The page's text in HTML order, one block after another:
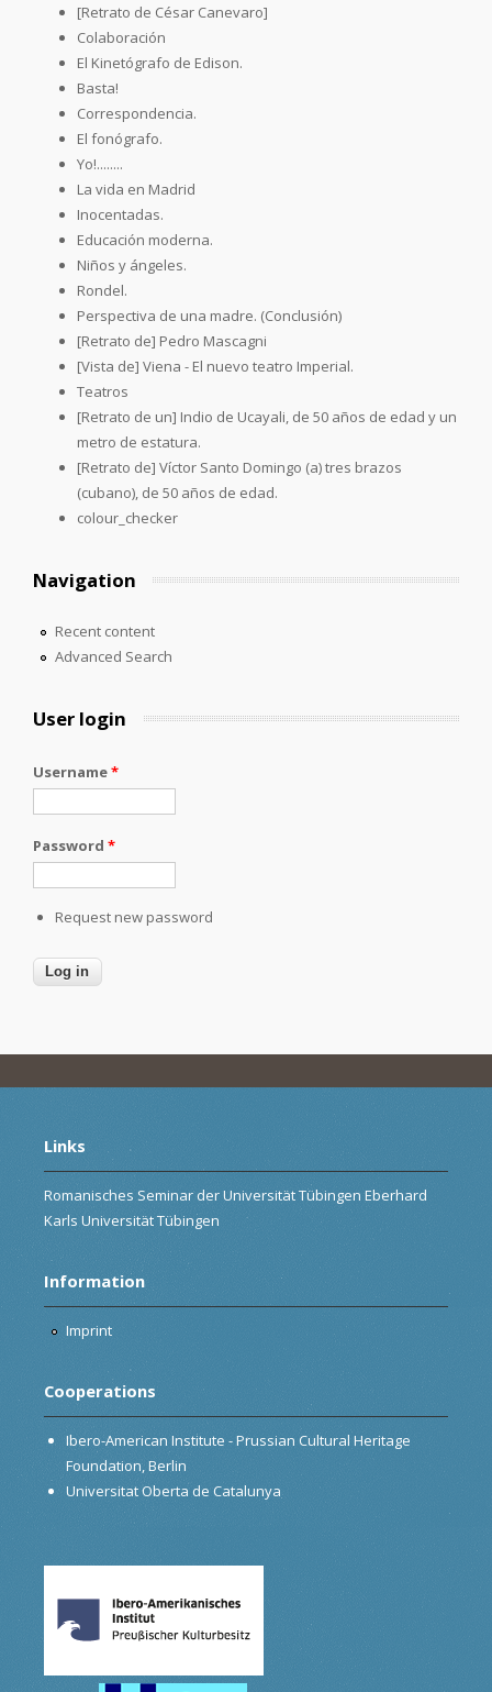
[Retrato de César Canevaro]
Colaboración
El Kinetógrafo de Edison.
Basta!
Correspondencia.
El fonógrafo.
Yo!........
La vida en Madrid
Inocentadas.
Educación moderna.
Niños y ángeles.
Rondel.
Perspectiva de una madre. (Conclusión)
[Retrato de] Pedro Mascagni
[Vista de] Viena - El nuevo teatro Imperial.
Teatros
[Retrato de un] Indio de Ucayali, de 50 años de edad y un
metro de estatura.
[Retrato de] Víctor Santo Domingo (a) tres brazos
(cubano), de 50 años de edad.
colour_checker
Navigation
Recent content
Advanced Search
User login
Username*
Password *
Request new password
Links
Romanisches Seminar der Universität Tübingen Eberhard
Karls Universität Tübingen
Information
Imprint
Cooperations
Ibero-American Institute - Prussian Cultural Heritage
Foundation, Berlin
Universitat Oberta de Catalunya